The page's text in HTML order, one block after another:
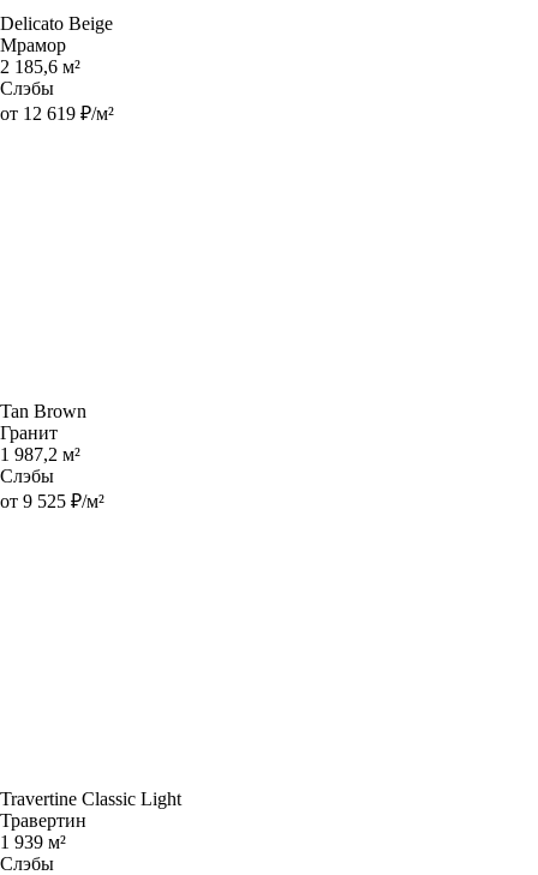
Delicato Beige
Мрамор
2 185,6 м²
Слэбы
от 12 619 ₽/м²
Tan Brown
Гранит
1 987,2 м²
Слэбы
от 9 525 ₽/м²
Travertine Classic Light
Травертин
1 939 м²
Слэбы